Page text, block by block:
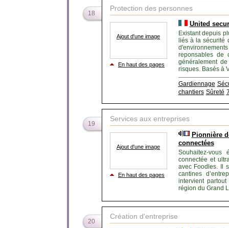
18
Protection des personnes
Ajout d'une image
En haut des pages
United
Existant depuis
liés à la sécurité
reponsables de
généralement
risques. Basés à
Gardiennage
chantiers Sûreté
19
Services aux entreprises
Ajout d'une image
En haut des pages
Pionnière
connectées
Souhaitez-vous
connectée et
avec Foodles. Il
cantines
intervient
région du Grand
20
Création d'entreprise